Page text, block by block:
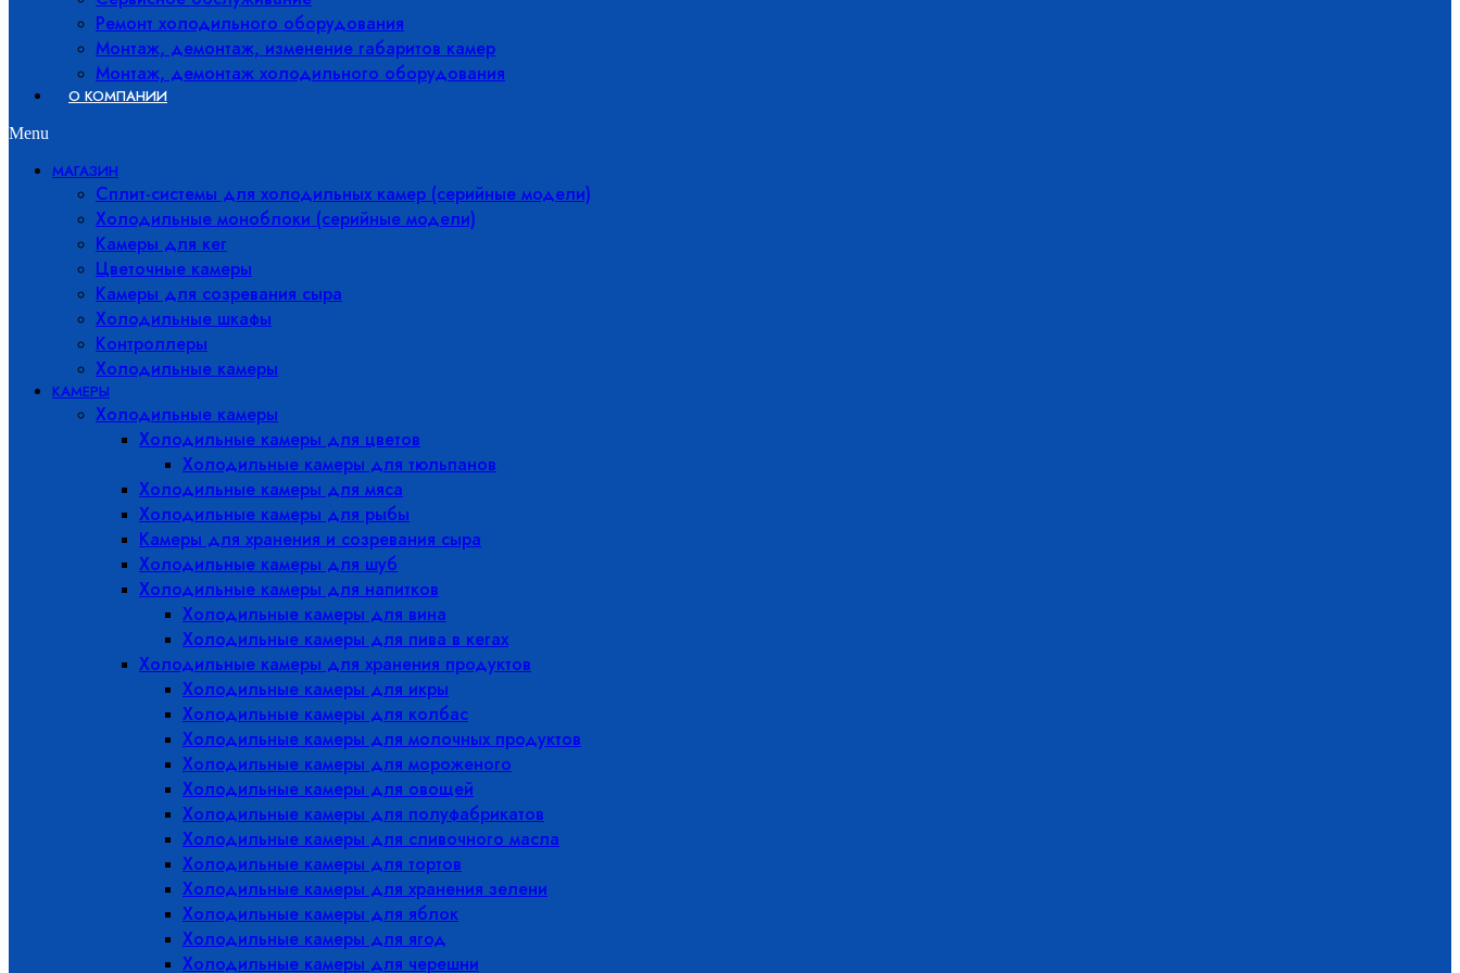
Ремонт холодильного оборудования
Монтаж, демонтаж, изменение габаритов камер
Монтаж, демонтаж холодильного оборудования
О КОМПАНИИ
Menu
МАГАЗИН
Сплит-системы для холодильных камер (серийные модели)
Холодильные моноблоки (серийные модели)
Камеры для кег
Цветочные камеры
Камеры для созревания сыра
Холодильные шкафы
Контроллеры
Холодильные камеры
КАМЕРЫ
Холодильные камеры
Холодильные камеры для цветов
Холодильные камеры для тюльпанов
Холодильные камеры для мяса
Холодильные камеры для рыбы
Камеры для хранения и созревания сыра
Холодильные камеры для шуб
Холодильные камеры для напитков
Холодильные камеры для вина
Холодильные камеры для пива в кегах
Холодильные камеры для хранения продуктов
Холодильные камеры для икры
Холодильные камеры для колбас
Холодильные камеры для молочных продуктов
Холодильные камеры для мороженого
Холодильные камеры для овощей
Холодильные камеры для полуфабрикатов
Холодильные камеры для сливочного масла
Холодильные камеры для тортов
Холодильные камеры для хранения зелени
Холодильные камеры для яблок
Холодильные камеры для ягод
Холодильные камеры для черешни